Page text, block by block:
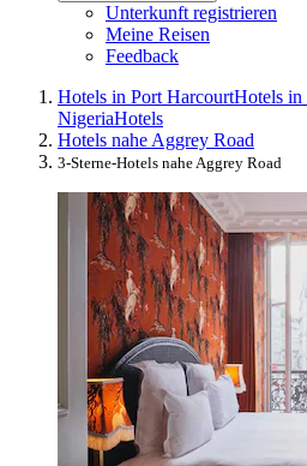
Unterkunft registrieren
Meine Reisen
Feedback
Hotels in Port HarcourtHotels in
NigeriaHotels
Hotels nahe Aggrey Road
3-Sterne-Hotels nahe Aggrey Road